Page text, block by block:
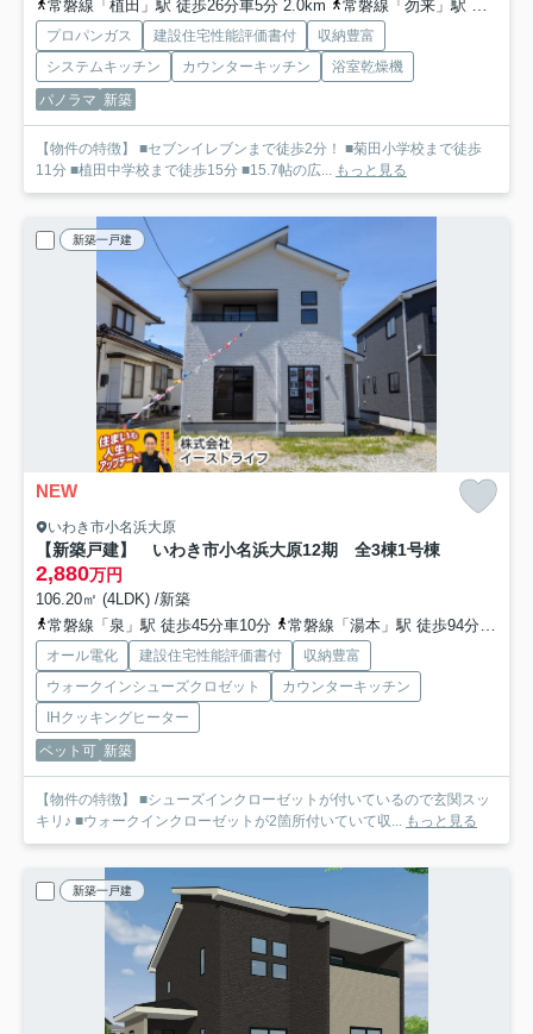
常磐線「植田」駅 徒歩26分車5分 2.0km
常磐線「勿来」駅 徒歩75分
プロパンガス 建設住宅性能評価書付
収納豊富
システムキッチン
カウンターキッチン
浴室乾燥機
パノラマ 新築
【物件の特徴】 ■セブンイレブンまで徒歩2分！ ■菊田小学校まで徒歩
11分 ■植田中学校まで徒歩15分 ■15.7帖の広... もっと見る
新築一戸建
NEW
いわき市小名浜大原
【新築戸建】 いわき市小名浜大原12期 全3棟1号棟
2,880万円
106.20㎡ (4LDK) /新築
常磐線「泉」駅 徒歩45分車10分
常磐線「湯本」駅 徒歩94分
オール電化 建設住宅性能評価書付
収納豊富
ウォークインシューズクロゼット
カウンターキッチン
IHクッキングヒーター
ペット可 新築
【物件の特徴】 ■シューズインクローゼットが付いているので玄関スッ
キリ♪ ■ウォークインクローゼットが2箇所付いていて収... もっと見る
新築一戸建